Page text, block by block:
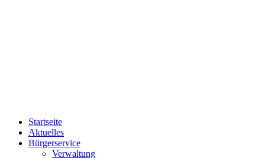
Startseite
Aktuelles
Bürgerservice
Verwaltung